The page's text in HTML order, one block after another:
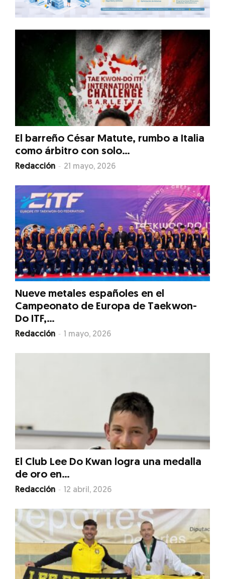
El barreño César Matute, rumbo a Italia
como árbitro con solo...
Redacción - 21 mayo, 2026
Nueve metales españoles en el
Campeonato de Europa de Taekwon-
Do ITF,...
Redacción - 1 mayo, 2026
El Club Lee Do Kwan logra una medalla
de oro en...
Redacción - 12 abril, 2026